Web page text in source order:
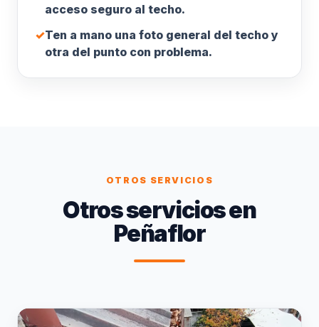
acceso seguro al techo.
✓Ten a mano una foto general del techo y
otra del punto con problema.
OTROS SERVICIOS
Otros servicios en
Peñaflor